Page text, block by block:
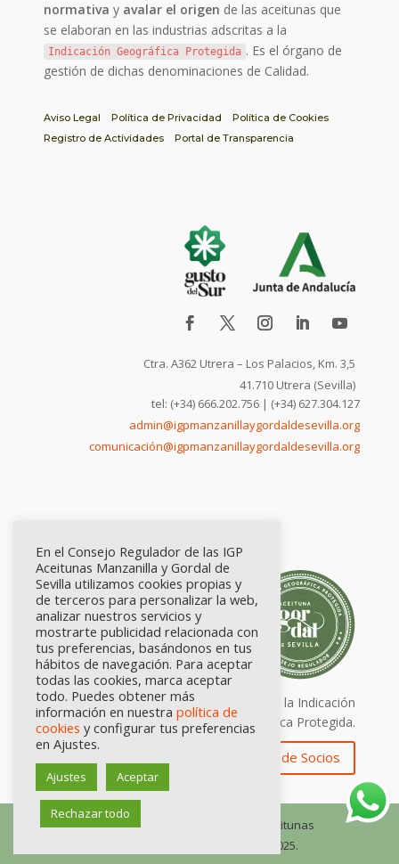
normativa y avalar el origen de las aceitunas que
se elaboran en las industrias adscritas a la
Indicación Geográfica Protegida . Es el órgano de
gestión de dichas denominaciones de Calidad.
Aviso Legal Política de Privacidad
Política de Cookies
Registro de Actividades
Portal de Transparencia
Ctra. A362 Utrera – Los Palacios, Km. 3,5
41.710 Utrera (Sevilla)
tel: (+34) 666.202.756 | (+34) 627.304.127
admin@igpmanzanillaygordaldesevilla.org
comunicación@igpmanzanillaygordaldesevilla.org
Calidad certificada por Origen. Sellos de la Indicación
Geográfica Protegida.
Zona de Socios
© Consejo Regulador de las IGP Aceitunas
Manzanilla y Gordal de Sevilla, 2025.
En el Consejo Regulador de las IGP
Aceitunas Manzanilla y Gordal de
Sevilla utilizamos cookies propias y
de terceros para personalizar la web,
analizar nuestros servicios y
mostrarte publicidad relacionada con
tus preferencias, basándonos en tus
hábitos de navegación. Para aceptar
todas las cookies, marca aceptar
todo. Puedes obtener más
información en nuestra política de
cookies y configurar tus preferencias
en Ajustes.
Ajustes Aceptar
Rechazar todo